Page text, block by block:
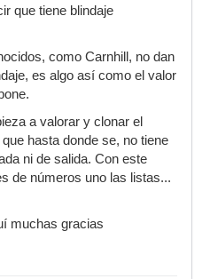
que tiene blindaje
como Carnhill, no dan
es algo así como el valor
a valorar y clonar el
hasta donde se, no tiene
ni de salida. Con este
de números uno las listas...
muchas gracias